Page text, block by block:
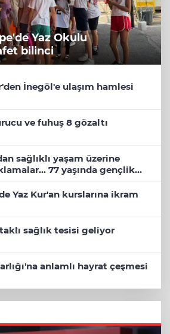
Yaz Okulu
bilinci
İnegöl'e ulaşım hamlesi
ve fuhuş 8 gözaltı
sağlıklı yaşam üzerine
77 yaşında gençlik
Yaz Kur'an kurslarına ikram
sağlık tesisi geliyor
anlamlı hayrat çeşmesi